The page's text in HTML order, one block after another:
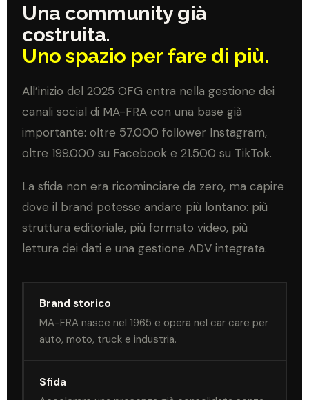
Una community già
costruita.
Uno spazio per fare di più.
All’inizio del 2025 OFG entra nella gestione dei
canali social di MA-FRA con una base già
importante: oltre 57.000 follower Instagram,
oltre 199.000 su Facebook e 21.500 su TikTok.
La sfida non era ricominciare da zero, ma capire
dove il brand potesse andare più lontano: più
struttura editoriale, più formato video, più
lettura dei dati e una gestione ADV integrata.
Brand storico
MA-FRA nasce nel 1965 e opera nel car care per
auto, moto, truck e industria.
Sfida